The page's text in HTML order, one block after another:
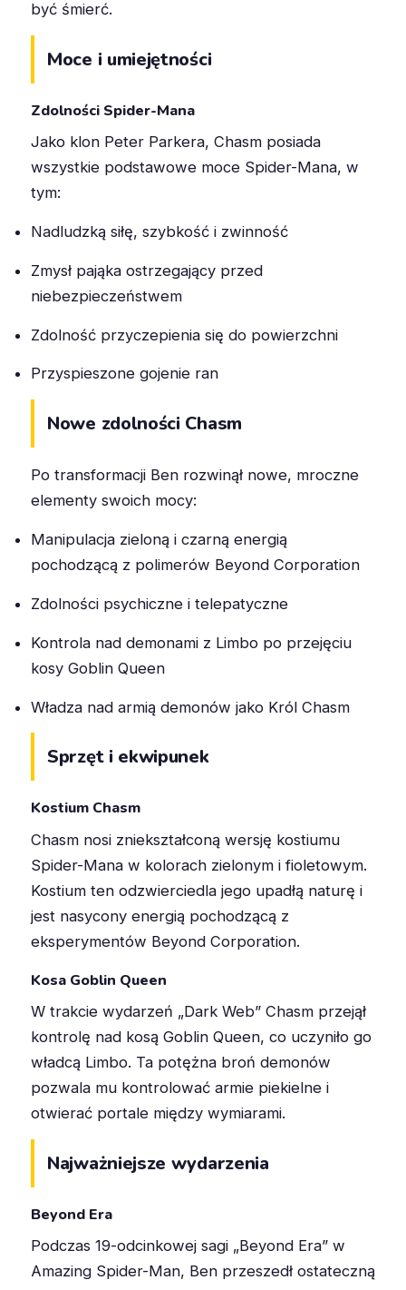
być śmierć.
Moce i umiejętności
Zdolności Spider-Mana
Jako klon Peter Parkera, Chasm posiada
wszystkie podstawowe moce Spider-Mana, w
tym:
Nadludzką siłę, szybkość i zwinność
Zmysł pająka ostrzegający przed
niebezpieczeństwem
Zdolność przyczepienia się do powierzchni
Przyspieszone gojenie ran
Nowe zdolności Chasm
Po transformacji Ben rozwinął nowe, mroczne
elementy swoich mocy:
Manipulacja zieloną i czarną energią
pochodzącą z polimerów Beyond Corporation
Zdolności psychiczne i telepatyczne
Kontrola nad demonami z Limbo po przejęciu
kosy Goblin Queen
Władza nad armią demonów jako Król Chasm
Sprzęt i ekwipunek
Kostium Chasm
Chasm nosi zniekształconą wersję kostiumu
Spider-Mana w kolorach zielonym i fioletowym.
Kostium ten odzwierciedla jego upadłą naturę i
jest nasycony energią pochodzącą z
eksperymentów Beyond Corporation.
Kosa Goblin Queen
W trakcie wydarzeń „Dark Web” Chasm przejął
kontrolę nad kosą Goblin Queen, co uczyniło go
władcą Limbo. Ta potężna broń demonów
pozwala mu kontrolować armie piekielne i
otwierać portale między wymiarami.
Najważniejsze wydarzenia
Beyond Era
Podczas 19-odcinkowej sagi „Beyond Era” w
Amazing Spider-Man, Ben przeszedł ostateczną